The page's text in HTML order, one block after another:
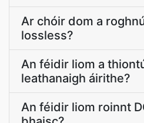
Ar chóir dom a
lossless?
An féidir liom a
leathanaigh áirithe?
An féidir liom roinnt